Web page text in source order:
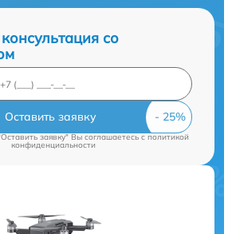
со
Оставить заявку
заявку" Вы соглашаетесь cполитикой
конфиденциальности